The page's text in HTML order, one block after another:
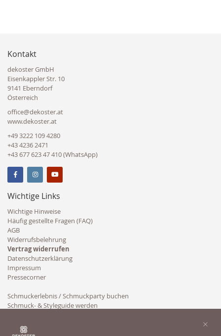
Kontakt
dekoster GmbH
Eisenkappler Str. 10
9141 Eberndorf
Österreich
office@dekoster.at
www.dekoster.at
+49 3222 109 4280
+43 4236 2471
+43 677 623 47 410 (WhatsApp)
Wichtige Links
Wichtige Hinweise
Häufig gestellte Fragen (FAQ)
AGB
Widerrufsbelehrung
Vertrag widerrufen
Datenschutzerklärung
Impressum
Pressecorner
Schmuckerlebnis / Schmuckparty buchen
Schmuck- & Styleguide werden
×